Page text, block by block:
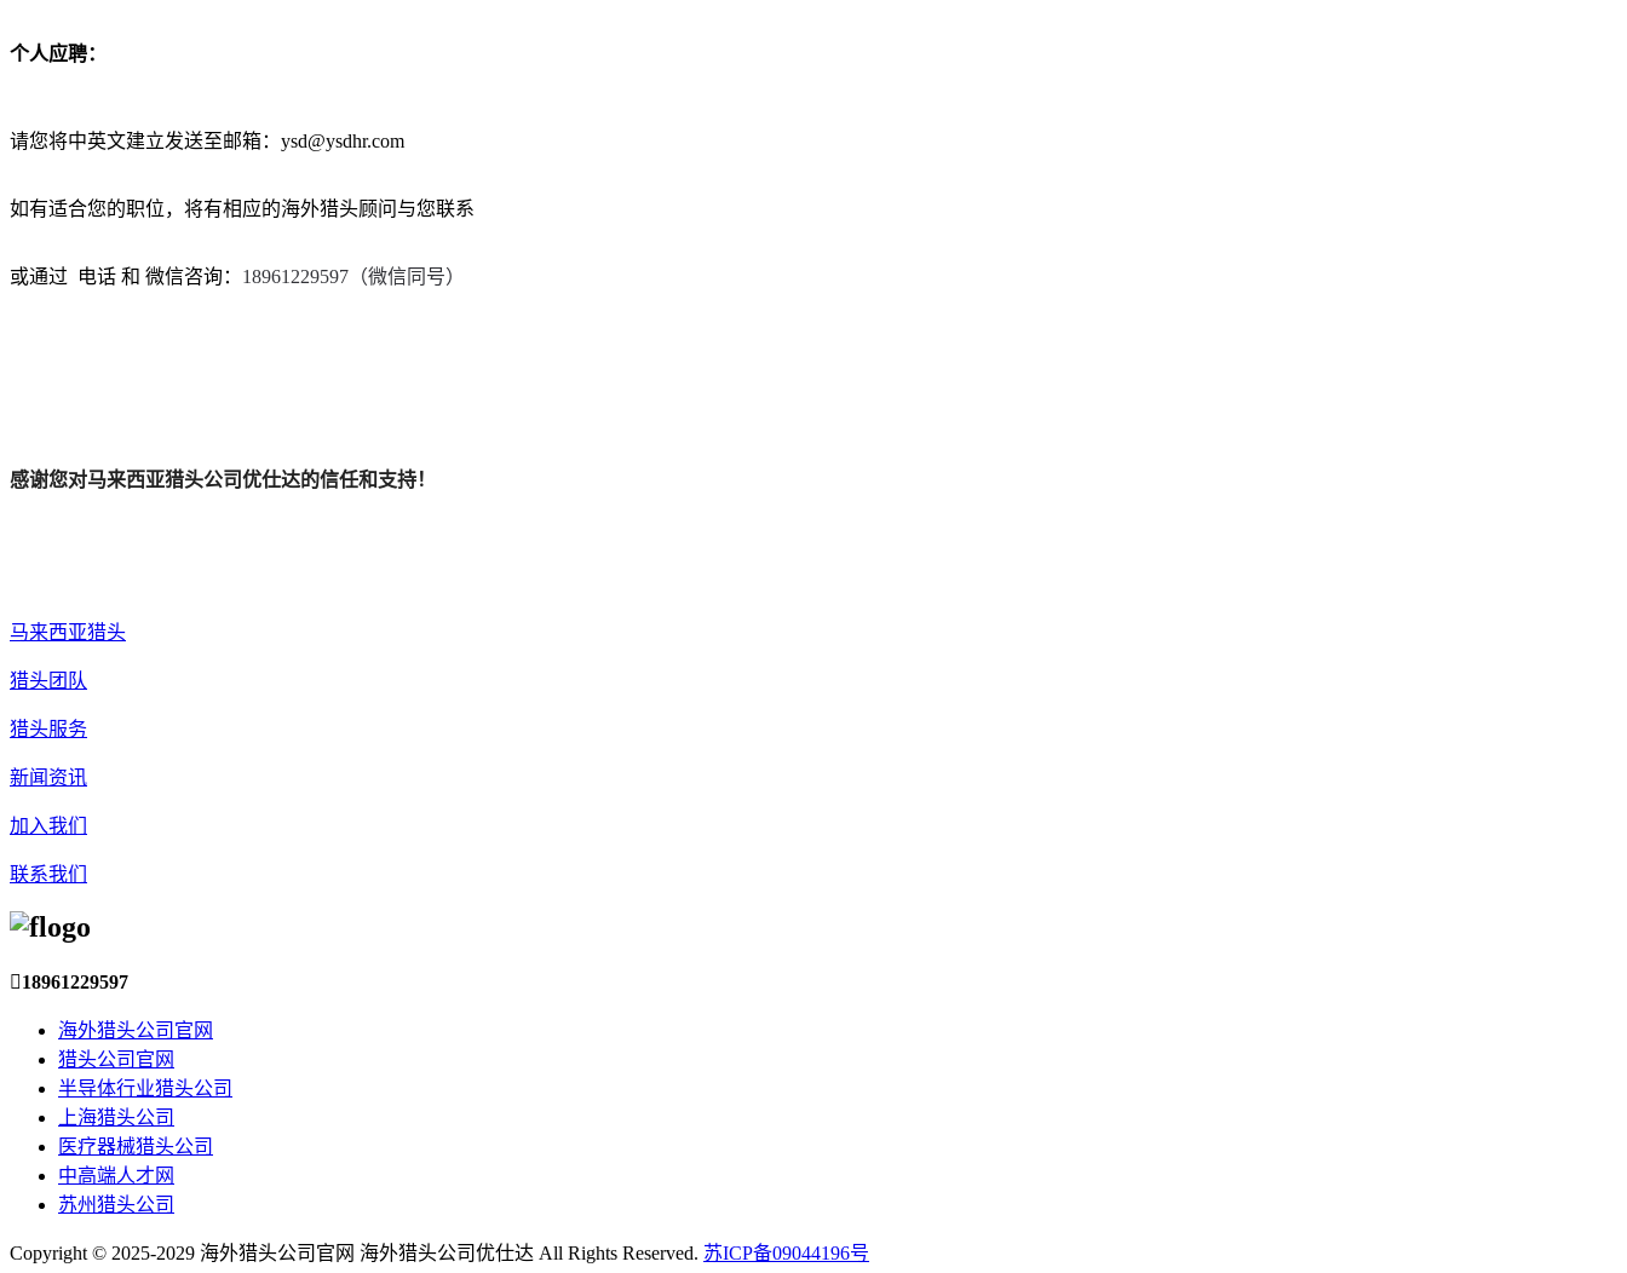
个人应聘：
请您将中英文建立发送至邮箱：ysd@ysdhr.com
如有适合您的职位，将有相应的海外猎头顾问与您联系
或通过 电话 和 微信咨询： 18961229597（微信同号）
感谢您对马来西亚猎头公司优仕达的信任和支持！
马来西亚猎头
猎头团队
猎头服务
新闻资讯
加入我们
联系我们
18961229597
海外猎头公司官网
猎头公司官网
半导体行业猎头公司
上海猎头公司
医疗器械猎头公司
中高端人才网
苏州猎头公司
Copyright © 2025-2029 海外猎头公司官网 海外猎头公司优仕达 All Rights Reserved. 苏ICP备09044196号